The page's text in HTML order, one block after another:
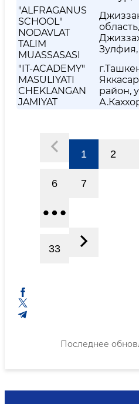
"ALFRAGANUS
SCHOOL"
NODAVLAT
TA`LIM
MUASSASASI
"IT-ACADEMY"
MAS`ULIYATI
CHEKLANGAN
JAMIYAT
район,
1 2
6 7
33
Последнее